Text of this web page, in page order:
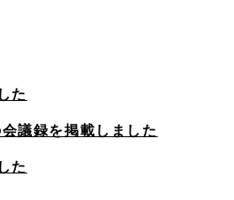
た
議録を掲載しました
た